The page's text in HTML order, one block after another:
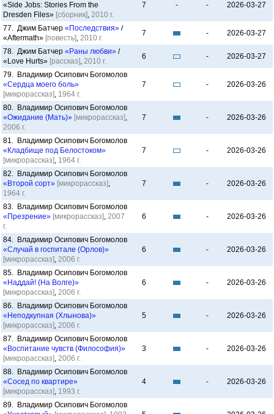
«Side Jobs: Stories From the
Dresden Files» [сборник], 2010 г.
7 - - 2026-03-27
77. Джим Батчер «Последствия» /
«Aftermath» [повесть], 2010 г.
7 - 2026-03-27
78. Джим Батчер «Раны любви» /
«Love Hurts» [рассказ], 2010 г.
6 - 2026-03-27
79. Владимир Осипович Богомолов
«Сердца моего боль»
[микрорассказ], 1964 г.
7 - 2026-03-26
80. Владимир Осипович Богомолов
«Ожидание (Мать)» [микрорассказ],
2006 г.
7 - 2026-03-26
81. Владимир Осипович Богомолов
«Кладбище под Белостоком»
[микрорассказ], 1964 г.
7 - 2026-03-26
82. Владимир Осипович Богомолов
«Второй сорт» [микрорассказ],
1964 г.
7 - 2026-03-26
83. Владимир Осипович Богомолов
«Презрение» [микрорассказ], 2007
г.
6 - 2026-03-26
84. Владимир Осипович Богомолов
«Случай в госпитале (Орлов)»
[микрорассказ], 2006 г.
6 - 2026-03-26
85. Владимир Осипович Богомолов
«Наддай! (На Волге)»
[микрорассказ], 2006 г.
6 - 2026-03-26
86. Владимир Осипович Богомолов
«Неподкупная (Хлынова)»
[микрорассказ], 2006 г.
5 - 2026-03-26
87. Владимир Осипович Богомолов
«Воспитание чувств (Философия)»
[микрорассказ], 2006 г.
3 - 2026-03-26
88. Владимир Осипович Богомолов
«Сосед по квартире»
[микрорассказ], 1993 г.
4 - 2026-03-26
89. Владимир Осипович Богомолов